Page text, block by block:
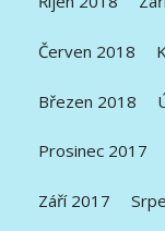
Červen 2018
Březen 2018
Prosinec 2017
Září 2017